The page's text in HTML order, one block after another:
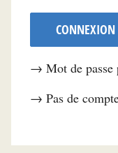
CONNEXION
→ Mot de passe
→ Pas de